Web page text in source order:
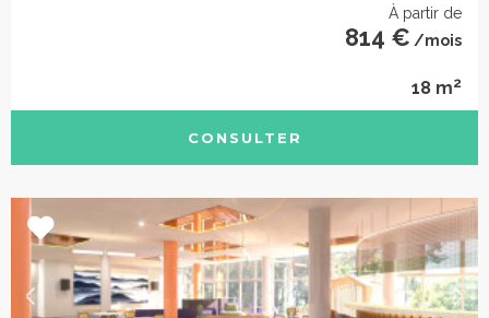
À partir de
814 € /mois
18 m2
CONSULTER